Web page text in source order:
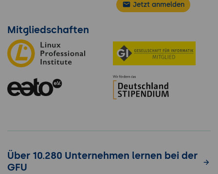
Jetzt anmelden
Mitgliedschaften
Über 10.280 Unternehmen lernen bei der
GFU